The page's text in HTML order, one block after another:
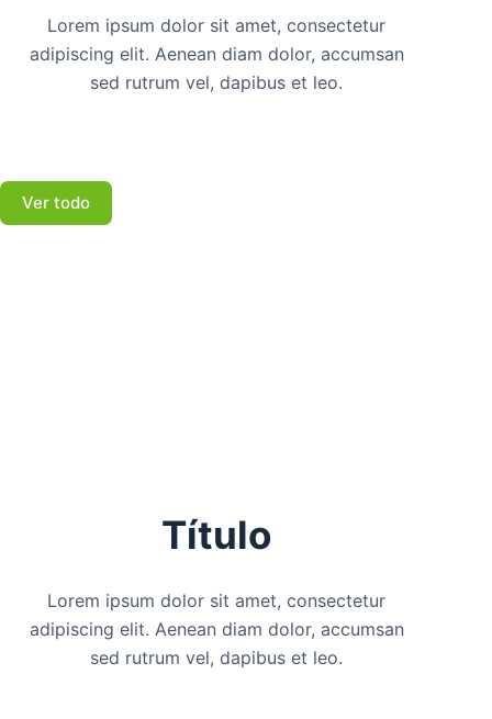
Lorem ipsum dolor sit amet, consectetur
adipiscing elit. Aenean diam dolor, accumsan
sed rutrum vel, dapibus et leo.
Ver todo
Título
Lorem ipsum dolor sit amet, consectetur
adipiscing elit. Aenean diam dolor, accumsan
sed rutrum vel, dapibus et leo.